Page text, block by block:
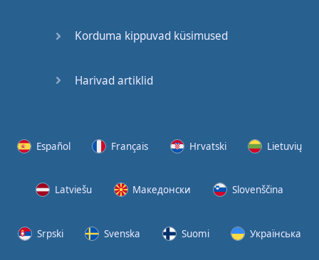
Korduma kippuvad küsimused
Harivad artiklid
Español Français Hrvatski Lietuvių
Latviešu Македонски Slovenščina
Srpski Svenska Suomi Українська